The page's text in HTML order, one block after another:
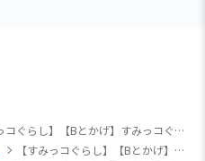
【すみっコぐらし】【Bとかげ】すみっコぐらし プッシュポップゲーム
【すみっコぐらし】【Bとかげ】すみっコぐらし プッシュポップゲーム